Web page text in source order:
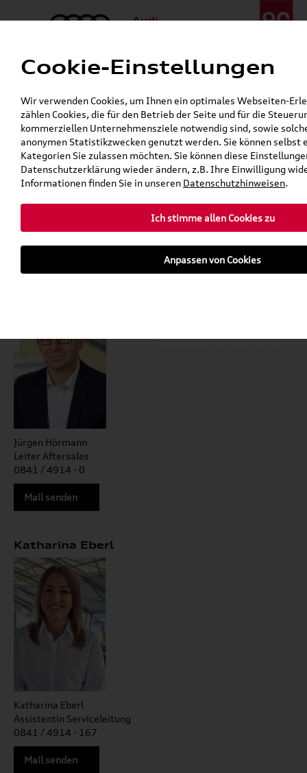
Menü
24h-Pannenhilfe:+49 (0)171 / 870 72 87
Gerade geöffnet
Mo. - Fr. 08:00 - 19:00 Uhr Sa. 09:00 - 13:00 Uhr
Service: Mo. - Fr. 06:00 - 20:00 Uhr Sa. 08:00 - 13:00 Uhr
Service
Jürgen Hörmann
Leiter Aftersales
0841 / 4914 - 0
Mail senden
Katharina Eberl
Katharina Eberl
Assistentin Serviceleitung
0841 / 4914 - 167
Mail senden
Cookie-Einstellungen
Wir verwenden Cookies, um Ihnen ein optimales Webseiten-
zählen Cookies, die für den Betrieb der Seite und für die
kommerziellen Unternehmensziele notwendig sind, sowie
anonymen Statistikzwecken genutzt werden. Sie können selbst
Kategorien Sie zulassen möchten. Sie können diese
Datenschutzerklärung wieder ändern, z.B. Ihre Einwilligung
Informationen finden Sie in unseren Datenschutzhinweisen.
Ich stimme allen Cookies zu
Anpassen von Cookies